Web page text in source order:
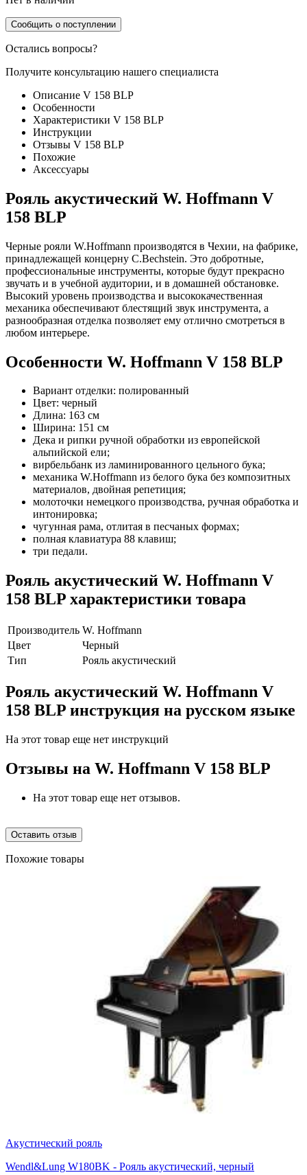
Сообщить о поступлении
Остались вопросы?
Получите консультацию нашего специалиста
Описание V 158 BLP
Особенности
Характеристики V 158 BLP
Инструкции
Отзывы V 158 BLP
Похожие
Аксессуары
Рояль акустический W. Hoffmann V
158 BLP
Черные рояли W.Hoffmann производятся в Чехии, на фабрике,
принадлежащей концерну C.Bechstein. Это добротные,
профессиональные инструменты, которые будут прекрасно
звучать и в учебной аудитории, и в домашней обстановке.
Высокий уровень производства и высококачественная
механика обеспечивают блестящий звук инструмента, а
разнообразная отделка позволяет ему отлично смотреться в
любом интерьере.
Особенности W. Hoffmann V 158 BLP
Вариант отделки: полированный
Цвет: черный
Длина: 163 см
Ширина: 151 см
Дека и рипки ручной обработки из европейской
альпийской ели;
вирбельбанк из ламинированного цельного бука;
механика W.Hoffmann из белого бука без композитных
материалов, двойная репетиция;
молоточки немецкого производства, ручная обработка и
интонировка;
чугунная рама, отлитая в песчаных формах;
полная клавиатура 88 клавиш;
три педали.
Рояль акустический W. Hoffmann V
158 BLP характеристики товара
Производитель W. Hoffmann
Цвет
Черный
Тип
Рояль акустический
Рояль акустический W. Hoffmann V
158 BLP инструкция на русском языке
На этот товар еще нет инструкций
Отзывы на W. Hoffmann V 158 BLP
На этот товар еще нет отзывов.
Оставить отзыв
Похожие товары
Акустический рояль
Wendl&Lung W180BK - Рояль акустический, черный